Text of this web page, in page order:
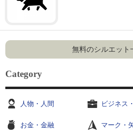
無料のシルエット
Category
人物・人間 ビジネス
お金・金融 マーク・